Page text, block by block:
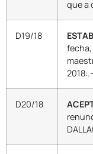
que a
D19/18
2018:.-
D20/18